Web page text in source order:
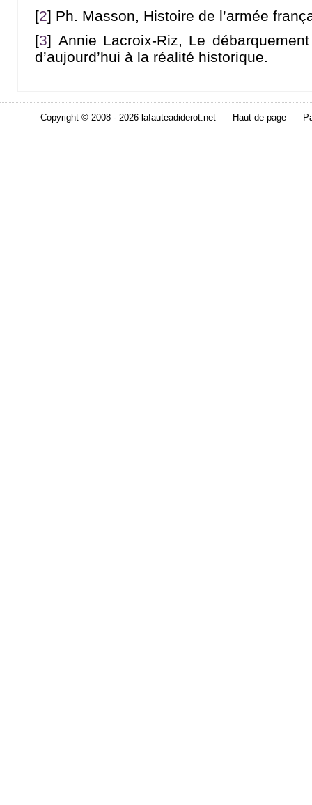
[2] Ph. Masson, Histoire de l’armée
[3] Annie Lacroix-Riz, Le
d’aujourd’hui à la réalité historique.
Copyright © 2008 - 2026 lafauteadiderot.net Haut de page